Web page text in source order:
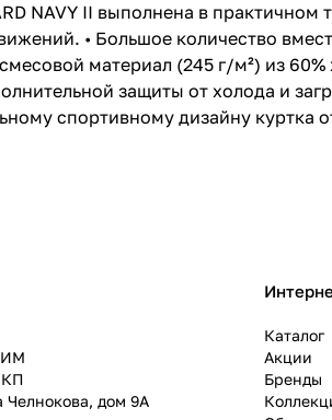
NAVY II выполнена в
• Большое количество
материал (245 г/м²) из
защиты от холода и
спортивному дизайну куртка
ИМ
КП
Челнокова, дом 9A
Каталог
Акции
Бренды